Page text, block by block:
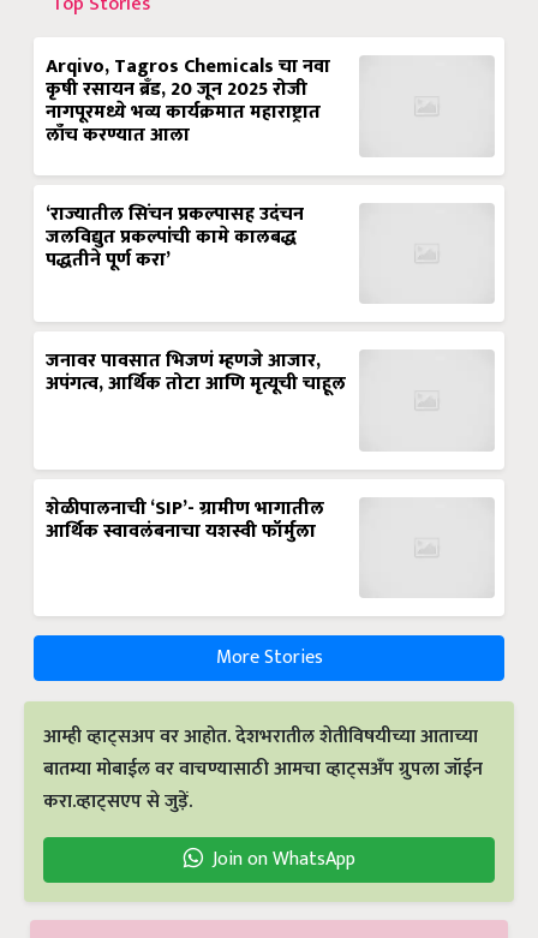
Arqivo, Tagros Chemicals चा नवा
कृषी रसायन ब्रँड, 20 जून 2025 रोजी
नागपूरमध्ये भव्य कार्यक्रमात महाराष्ट्रात
लाँच करण्यात आला
‘राज्यातील सिंचन प्रकल्पासह उदंचन
जलविद्युत प्रकल्पांची कामे कालबद्ध
पद्धतीने पूर्ण करा’
जनावर पावसात भिजणं म्हणजे आजार,
अपंगत्व, आर्थिक तोटा आणि मृत्यूची चाहूल
शेळीपालनाची ‘SIP’- ग्रामीण भागातील
आर्थिक स्वावलंबनाचा यशस्वी फॉर्मुला
More Stories
आम्ही व्हाट्सअप वर आहोत. देशभरातील शेतीविषयीच्या आताच्या
बातम्या मोबाईल वर वाचण्यासाठी आमचा व्हाट्सअँप ग्रुपला जॉईन
करा.व्हाट्सएप से जुड़ें.
Join on WhatsApp